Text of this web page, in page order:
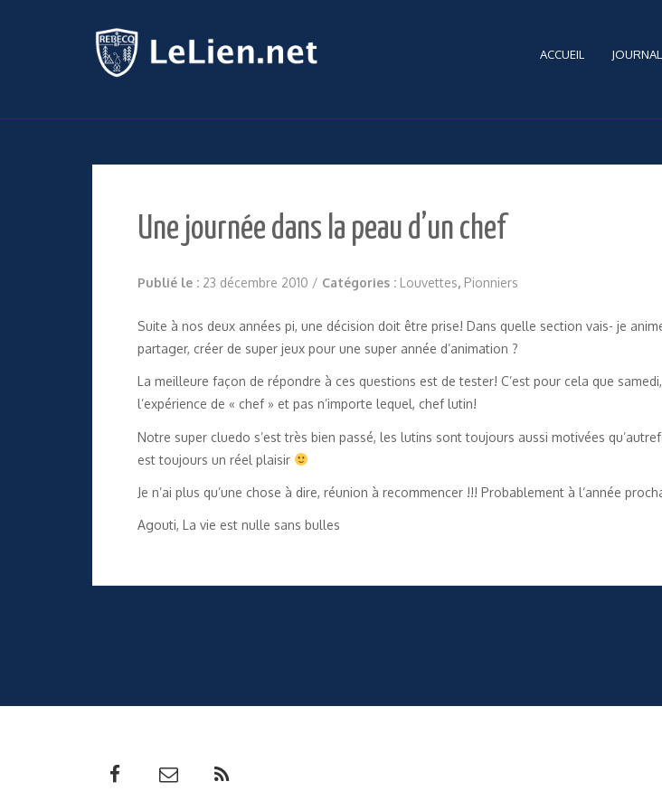
ACCUEIL JOURNAL
Une journée dans la peau d’un chef
Publié le : 23 décembre 2010 / Catégories : Louvettes, Pionniers
Suite à nos deux années pi, une décision doit être prise! Dans quelle section vais- je
partager, créer de super jeux pour une super année d’animation ?
La meilleure façon de répondre à ces questions est de tester! C’est pour cela que
l’expérience de « chef » et pas n’importe lequel, chef lutin!
Notre super cluedo s’est très bien passé, les lutins sont toujours aussi motivées
est toujours un réel plaisir
Je n’ai plus qu’une chose à dire, réunion à recommencer !!! Probablement à l‘année
Agouti, La vie est nulle sans bulles